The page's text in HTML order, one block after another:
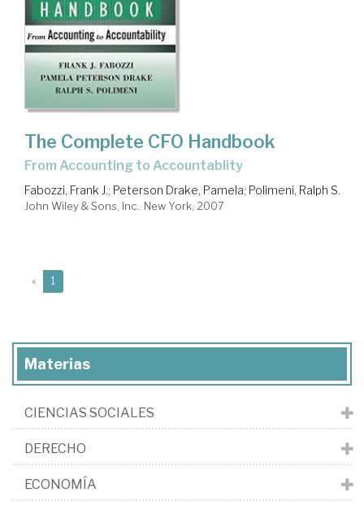
The Complete CFO Handbook
From Accounting to Accountablity
Fabozzi, Frank J.; Peterson Drake, Pamela; Polimeni, Ralph S.
John Wiley & Sons, Inc.. New York, 2007
« 1
Materias
CIENCIAS SOCIALES
DERECHO
ECONOMÍA